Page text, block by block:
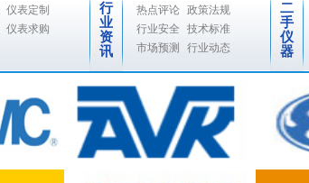
仪表定制
仪表求购
行
业
资
讯
热点评论 政策法规
行业安全
技术标准
市场预测
行业动态
二
手
仪
器